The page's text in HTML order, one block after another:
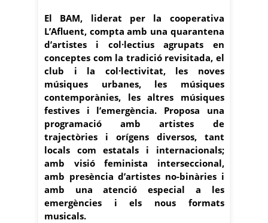
El BAM, liderat per la cooperativa
L’Afluent, compta amb una quarantena
d’artistes i col·lectius agrupats en
conceptes com la tradició revisitada, el
club i la col·lectivitat, les noves
músiques urbanes, les músiques
contemporànies, les altres músiques
festives i l’emergència. Proposa una
programació amb artistes de
trajectòries i orígens diversos, tant
locals com estatals i internacionals;
amb visió feminista interseccional,
amb presència d’artistes no-binàries i
amb una atenció especial a les
emergències i els nous formats
musicals.